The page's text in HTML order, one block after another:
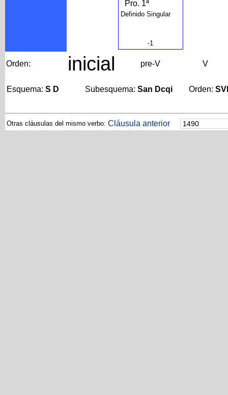
Pro. 1ª
Definido Singular
-1
Orden: inicial pre-V V
Esquema: S D Subesquema: San Dcqi Orden:
Otras cláusulas del mismo verbo: Cláusula anterior